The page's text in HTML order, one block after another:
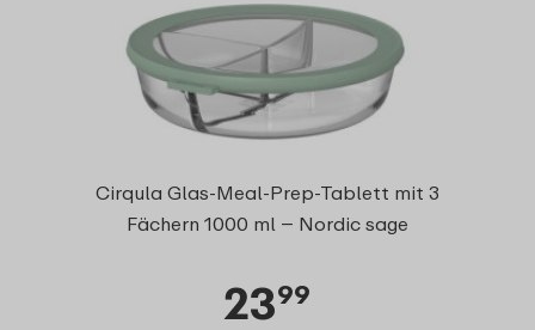
Cirqula Glas-Meal-Prep-Tablett mit 3
Fächern 1000 ml – Nordic sage
2399